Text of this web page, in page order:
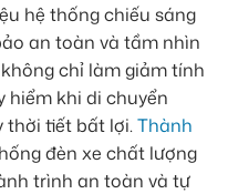
hệ thống chiếu sáng
an toàn và tầm nhìn
chỉ làm giảm tính
hiểm khi di chuyển
thời tiết bất lợi.Thành
đèn xe chất lượng
trình an toàn và tự